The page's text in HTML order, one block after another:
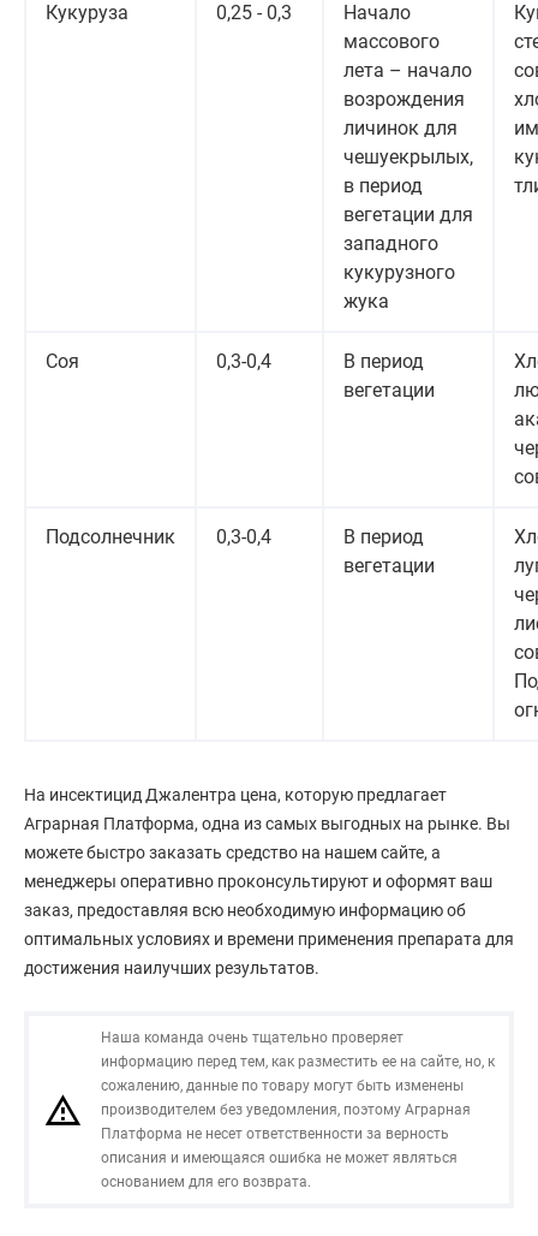
Кукуруза 0,25 - 0,3
Начало
массового
лета – начало
возрождения
личинок для
чешуекрылых,
в период
вегетации для
западного
кукурузного
жука
Соя 0,3-0,4
В период
вегетации
Подсолнечник 0,3-0,4
В период
вегетации
На инсектицид Джалентра цена, которую предлагает
Аграрная Платформа, одна из самых выгодных на рынке. Вы
можете быстро заказать средство на нашем сайте, а
менеджеры оперативно проконсультируют и оформят ваш
заказ, предоставляя всю необходимую информацию об
оптимальных условиях и времени применения препарата для
достижения наилучших результатов.
Наша команда очень тщательно проверяет
информацию перед тем, как разместить ее на сайте, но, к
сожалению, данные по товару могут быть изменены
производителем без уведомления, поэтому Аграрная
Платформа не несет ответственности за верность
описания и имеющаяся ошибка не может являться
основанием для его возврата.